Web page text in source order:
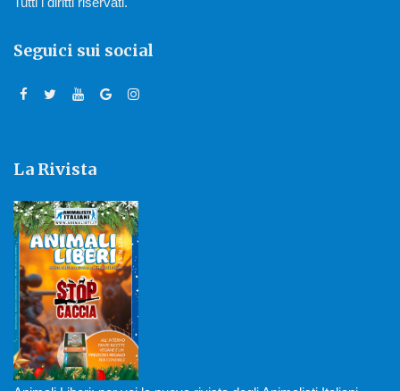
Seguici sui social
La Rivista